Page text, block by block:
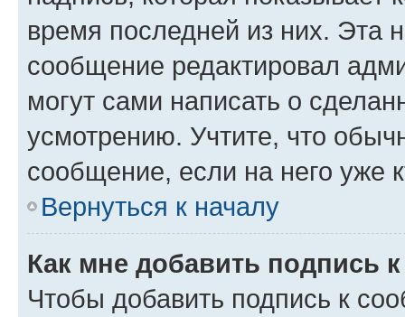
время последней из них. Эта
сообщение редактировал
могут сами написать о
усмотрению. Учтите, что
сообщение, если на него уже
Вернуться к началу
Как мне добавить подпись
Чтобы добавить подпись к